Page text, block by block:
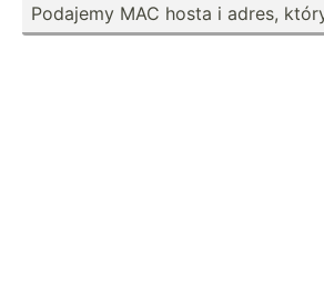
Podajemy MAC hosta i adres,